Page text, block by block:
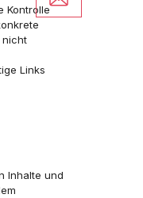
Kontrolle
nicht
Links
Inhalte und